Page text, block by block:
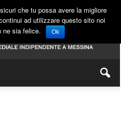
che tu possa avere la migliore
ad utilizzare questo sito noi
ne sia felice.
Ok